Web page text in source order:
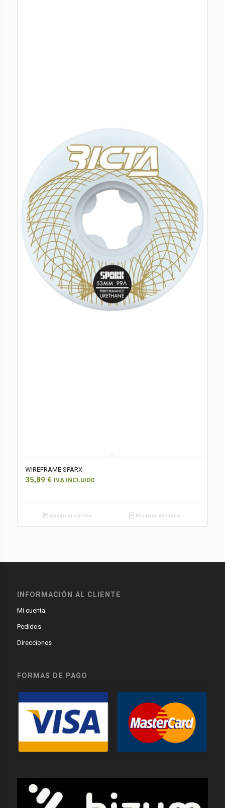
WIREFRAME SPARX
35,89 € IVA INCLUIDO
Añadir al carrito Mostrar detalles
INFORMACIÓN AL CLIENTE
Mi cuenta
Pedidos
Direcciones
FORMAS DE PAGO